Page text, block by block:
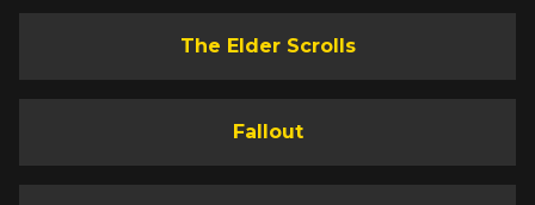
The Elder Scrolls
Fallout